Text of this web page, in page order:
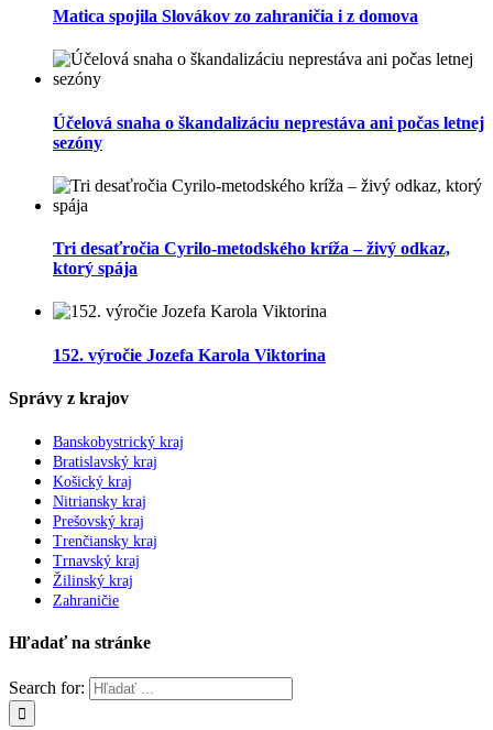
Matica spojila Slovákov zo zahraničia i z domova
Účelová snaha o škandalizáciu neprestáva ani počas letnej
sezóny
Tri desaťročia Cyrilo-metodského kríža – živý odkaz,
ktorý spája
152. výročie Jozefa Karola Viktorina
Správy z krajov
Banskobystrický kraj
Bratislavský kraj
Košický kraj
Nitriansky kraj
Prešovský kraj
Trenčiansky kraj
Trnavský kraj
Žilinský kraj
Zahraničie
Hľadať na stránke
Search for: